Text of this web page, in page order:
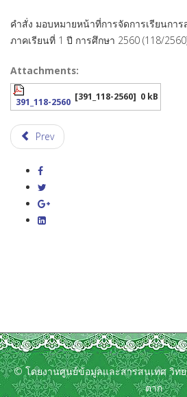
คำสั่ง มอบหมายหน้าที่การจัดการเรียนกา
ภาคเรียนที่ 1 ปี การศึกษา 2560 (118/
Attachments:
391_118-2560 [391_118-2560] 0 kB
Prev
© โดยงานศูนย์ข้อมูลและสารสนเทศ วิท
ตาก